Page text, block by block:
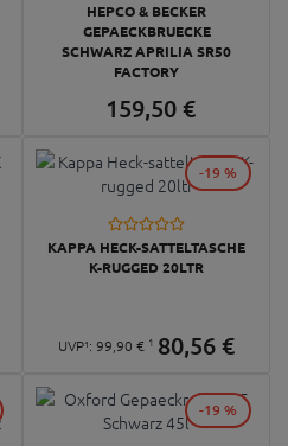
HEPCO & BECKER
GEPAECKBRUECKE
SCHWARZ APRILIA SR50
FACTORY
159,50 €
KAPPA HECK-SATTELTASCHE
K-RUGGED 20LTR
UVP¹: 99, 90 € 1 80,56€
-19 %
-19 %